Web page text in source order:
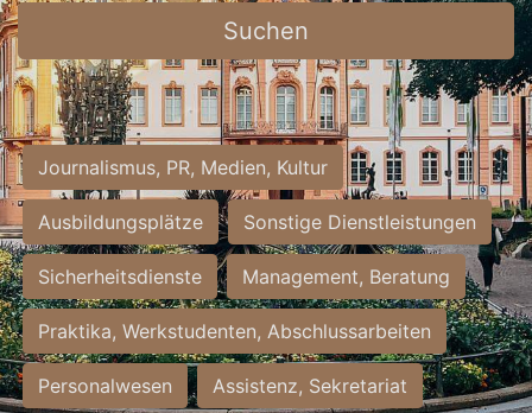
Suchen
Journalismus, PR, Medien, Kultur
Ausbildungsplätze Sonstige Dienstleistungen
Sicherheitsdienste Management, Beratung
Praktika, Werkstudenten, Abschlussarbeiten
Personalwesen Assistenz, Sekretariat